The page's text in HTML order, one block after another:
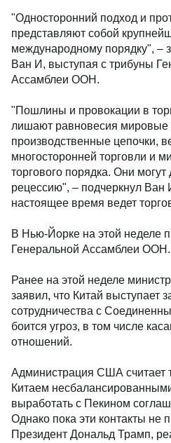
"Односторонний подход и
представляют собой
международному порядку", –
Ван И, выступая с трибуны
Ассамблеи ООН.
"Пошлины и провокации в
лишают равновесия
производственные цепочки,
многосторонней торговли и
торгового порядка. Они
рецессию", – подчеркнул Ван
настоящее время ведет
В Нью-Йорке на этой неделе
Генеральной Ассамблеи ООН.
Ранее на этой неделе
заявил, что Китай выступает
сотрудничества с
боится угроз, в том числе
отношений.
Администрация США считает
Китаем
выработать с Пекином
Однако пока эти контакты не
Президент Дональд Трамп,